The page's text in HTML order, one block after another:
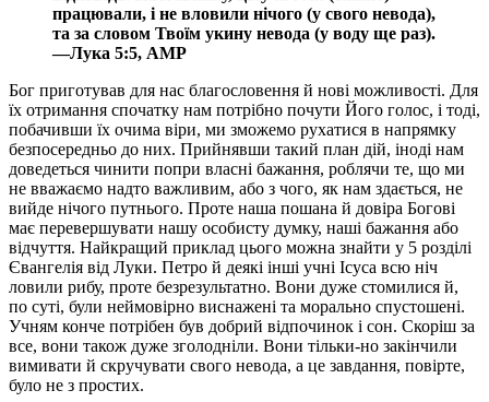
працювали, і не вловили нічого (у свого невода),
та за словом Твоїм укину невода (у воду ще раз).
—Лука 5:5, АМР
Бог приготував для нас благословення й нові можливості. Для
їх отримання спочатку нам потрібно почути Його голос, і тоді,
побачивши їх очима віри, ми зможемо рухатися в напрямку
безпосередньо до них. Прийнявши такий план дій, іноді нам
доведеться чинити попри власні бажання, роблячи те, що ми
не вважаємо надто важливим, або з чого, як нам здається, не
вийде нічого путнього. Проте наша пошана й довіра Богові
має перевершувати нашу особисту думку, наші бажання або
відчуття. Найкращий приклад цього можна знайти у 5 розділі
Євангелія від Луки. Петро й деякі інші учні Ісуса всю ніч
ловили рибу, проте безрезультатно. Вони дуже стомилися й,
по суті, були неймовірно виснажені та морально спустошені.
Учням конче потрібен був добрий відпочинок і сон. Скоріш за
все, вони також дуже зголодніли. Вони тільки-но закінчили
вимивати й скручувати свого невода, а це завдання, повірте,
було не з простих.